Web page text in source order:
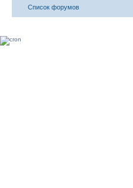
Список форумов